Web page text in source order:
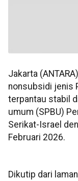
Jakarta
nonsubsidi jenis
terpantau stabil
umum (SPBU)
Serikat-Israel
Februari 2026.
Dikutip dari